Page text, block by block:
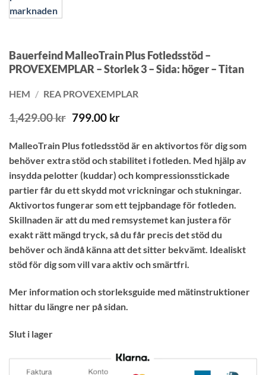
Bauerfeind MalleoTrain Plus Fotledsstöd –
PROVEXEMPLAR – Storlek 3 – Sida: höger – Titan
HEM / REA PROVEXEMPLAR
1,429.00kr Det
priset
var:
1,429.00 kr.
799.00 krDet
priset
är:
799.00 kr.
MalleoTrain Plus fotledsstöd är en aktivortos för dig som
behöver extra stöd och stabilitet i fotleden. Med hjälp av
insydda pelotter (kuddar) och kompressionsstickade
partier får du ett skydd mot vrickningar och stukningar.
Aktivortos fungerar som ett tejpbandage för fotleden.
Skillnaden är att du med remsystemet kan justera för
exakt rätt mängd tryck, så du får precis det stöd du
behöver och ändå känna att det sitter bekvämt. Idealiskt
stöd för dig som vill vara aktiv och smärtfri.
Mer information och storleksguide med mätinstruktioner
hittar du längre ner på sidan.
Slut i lager